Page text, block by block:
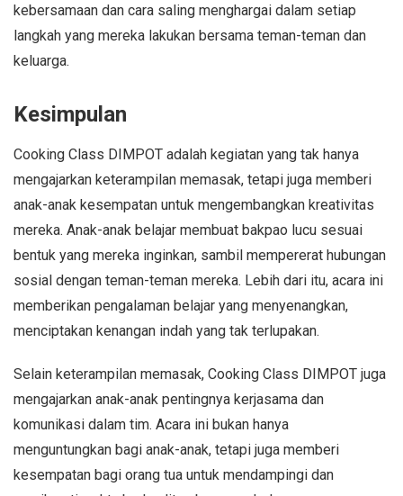
kebersamaan dan cara saling menghargai dalam setiap
langkah yang mereka lakukan bersama teman-teman dan
keluarga.
Kesimpulan
Cooking Class DIMPOT adalah kegiatan yang tak hanya
mengajarkan keterampilan memasak, tetapi juga memberi
anak-anak kesempatan untuk mengembangkan kreativitas
mereka. Anak-anak belajar membuat bakpao lucu sesuai
bentuk yang mereka inginkan, sambil mempererat hubungan
sosial dengan teman-teman mereka. Lebih dari itu, acara ini
memberikan pengalaman belajar yang menyenangkan,
menciptakan kenangan indah yang tak terlupakan.
Selain keterampilan memasak, Cooking Class DIMPOT juga
mengajarkan anak-anak pentingnya kerjasama dan
komunikasi dalam tim. Acara ini bukan hanya
menguntungkan bagi anak-anak, tetapi juga memberi
kesempatan bagi orang tua untuk mendampingi dan